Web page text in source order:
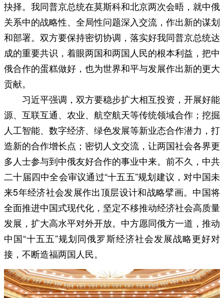
抉择。我同普京总统在莫斯科和北京两次会晤，就中俄
关系中的战略性、全局性问题深入交流，作出新的谋划
和部署。双方要保持密切协调，落实好我同普京总统达
成的重要共识，着眼两国和两国人民的根本利益，把中
俄合作的蛋糕做好，也为世界和平与发展作出新的更大
贡献。
习近平强调，双方要稳步扩大相互投资，开展好能
源、互联互通、农业、航空航天等传统领域合作；挖掘
人工智能、数字经济、绿色发展等新业态合作潜力，打
造新的合作增长点；密切人文交流，让两国社会各界更
多人士参与到中俄友好合作的事业中来。前不久，中共
二十届四中全会审议通过“十五五”规划建议，对中国未
来5年经济社会发展作出顶层设计和战略擘画。中国将
全面推进中国式现代化，坚定不移推动经济社会高质量
发展，扩大高水平对外开放。中方愿同俄方一道，推动
中国“十五五”规划同俄罗斯经济社会发展战略更好对
接，不断造福两国人民。